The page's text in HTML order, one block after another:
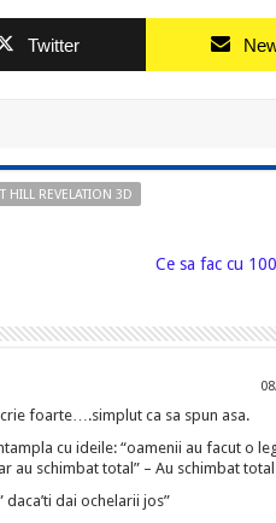
Twitter
HILL REVELATION 3D
Ce sa fac cu
foarte….simplut ca sa spun asa.
cu ideile: “oamenii au facut o
au schimbat total” – Au schimbat total
dai ochelarii jos”